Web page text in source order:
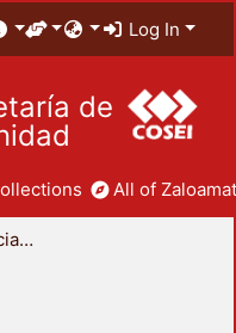
Log In
de
All of
División de Ciencias Sociales y Humanidades